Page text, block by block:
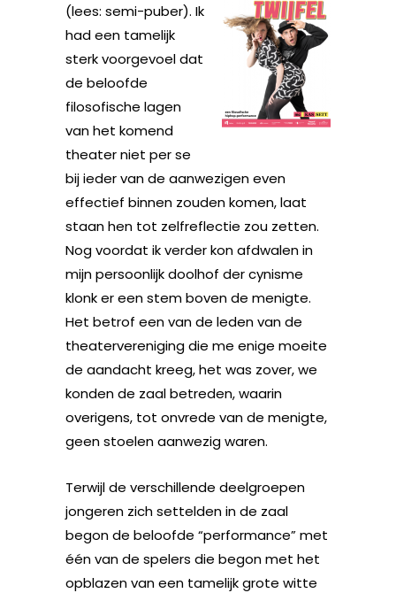
(lees: semi-puber). Ik
had een tamelijk
sterk voorgevoel dat
de beloofde
filosofische lagen
van het komend
theater niet per se
bij ieder van de aanwezigen even
effectief binnen zouden komen, laat
staan hen tot zelfreflectie zou zetten.
Nog voordat ik verder kon afdwalen in
mijn persoonlijk doolhof der cynisme
klonk er een stem boven de menigte.
Het betrof een van de leden van de
theatervereniging die me enige moeite
de aandacht kreeg, het was zover, we
konden de zaal betreden, waarin
overigens, tot onvrede van de menigte,
geen stoelen aanwezig waren.
Terwijl de verschillende deelgroepen
jongeren zich settelden in de zaal
begon de beloofde “performance” met
één van de spelers die begon met het
opblazen van een tamelijk grote witte